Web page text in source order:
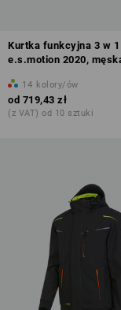
Kurtka funkcyjna 3 w 1
e.s.motion 2020,
14 kolory/ów
od 719,43 zł
(z VAT) od 10 sztuki